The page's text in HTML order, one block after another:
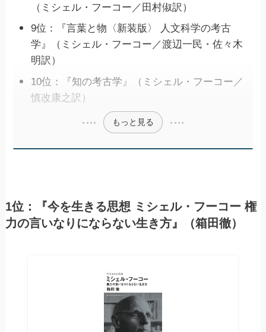
（ミシェル・フーコー／田村俶訳）
9位：『言葉と物〈新装版〉 人文科学の考古
学』（ミシェル・フーコー／渡辺一民・佐々木
明訳）
10位：『知の考古学』（ミシェル・フーコー／
慎改康之訳）
もっと見る
1位：『今を生きる思想 ミシェル・フーコー 権
力の言いなりにならない生き方』（箱田徹）